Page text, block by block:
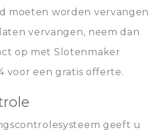
moeten worden vervangen
vervangen, neem dan
op met Slotenmaker
voor een gratis offerte.
geeft u